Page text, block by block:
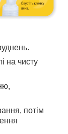
на чисту
потім